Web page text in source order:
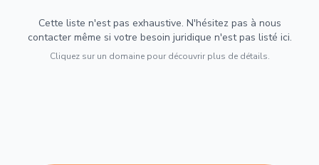
Cette liste n'est pas exhaustive. N'hésitez pas à nous
contacter même si votre besoin juridique n'est pas listé ici.
Cliquez sur un domaine pour découvrir plus de détails.